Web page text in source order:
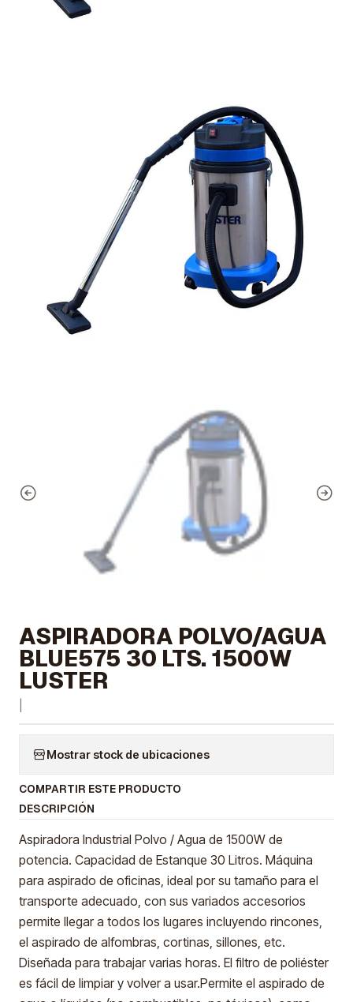
ASPIRADORA POLVO/AGUA
BLUE575 30 LTS. 1500W
LUSTER
Mostrar stock de ubicaciones
COMPARTIR ESTE PRODUCTO
DESCRIPCIÓN
Aspiradora Industrial Polvo / Agua de 1500W de
potencia. Capacidad de Estanque 30 Litros. Máquina
para aspirado de oficinas, ideal por su tamaño para el
transporte adecuado, con sus variados accesorios
permite llegar a todos los lugares incluyendo rincones,
el aspirado de alfombras, cortinas, sillones, etc.
Diseñada para trabajar varias horas. El filtro de poliéster
es fácil de limpiar y volver a usar.Permite el aspirado de